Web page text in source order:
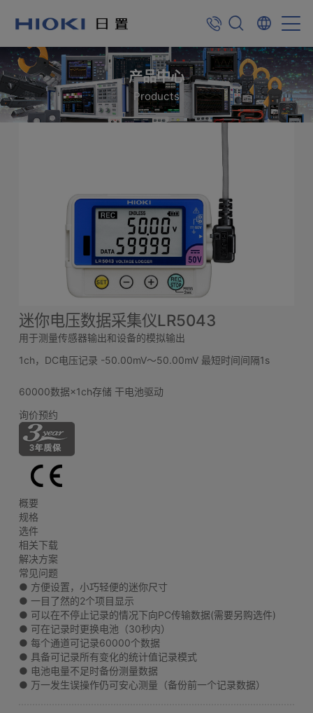
产品中心
Products
迷你电压数据采集仪LR5043
用于测量传感器输出和设备的模拟输出
1ch，DC电压记录 -50.00mV～50.00mV 最短时间间隔1s
60000数据×1ch存储 干电池驱动
询价预约
概要
规格
选件
相关下载
解决方案
常见问题
● 方便设置，小巧轻便的迷你尺寸
● 一目了然的2个项目显示
● 可以在不停止记录的情况下向PC传输数据(需要另购选件)
● 可在记录时更换电池（30秒内）
● 每个通道可记录60000个数据
● 具备可记录所有变化的统计值记录模式
● 电池电量不足时备份测量数据
● 万一发生误操作仍可安心测量（备份前一个记录数据）